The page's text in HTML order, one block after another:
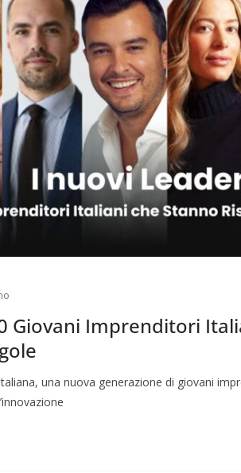
Giovani Imprenditori
una nuova generazione di giovani